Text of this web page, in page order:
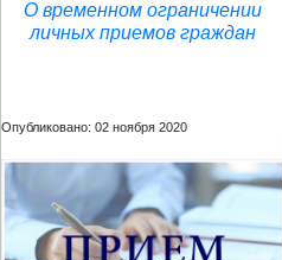
О временном ограничении
личных приемов граждан
Опубликовано: 02 ноября 2020